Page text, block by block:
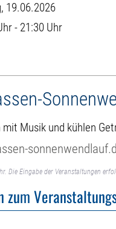
19.06.2026
- 21:30 Uhr
Musik und kühlen
Die Eingabe der Veranstaltungen
zum